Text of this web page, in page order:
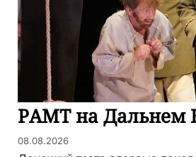
РАМТ на Дальнем
08.08.2026